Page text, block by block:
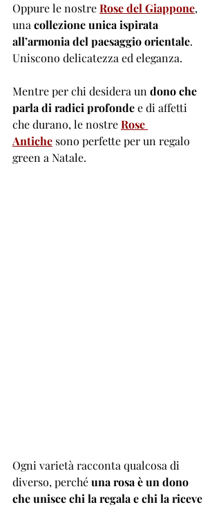
Oppure le nostre Rose del Giappone,
una collezione unica ispirata
all’armonia del paesaggio orientale.
Uniscono delicatezza ed eleganza.
Mentre per chi desidera un dono che
parla di radici profonde e di affetti
che durano, le nostre Rose
Antiche sono perfette per un regalo
green a Natale.
Ogni varietà racconta qualcosa di
diverso, perché una rosa è un dono
che unisce chi la regala e chi la riceve